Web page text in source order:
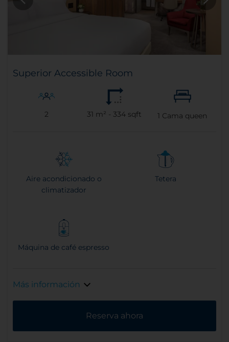
Superior Accessible Room
2 31 m² - 334 sqft 1 Cama queen
Aire acondicionado o
climatizador
Tetera
Máquina de café espresso
Más información
Reserva ahora